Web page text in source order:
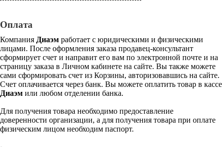
Оплата
Компания Диаэм работает с юридическими и физическими
лицами. После оформления заказа продавец-консультант
сформирует счет и направит его вам по электронной почте и на
страницу заказа в Личном кабинете на сайте. Вы также можете
сами сформировать счет из Корзины, авторизовавшись на сайте.
Счет оплачивается через банк. Вы можете оплатить товар в кассе
Диаэм или любом отделении банка.
Для получения товара необходимо предоставление
доверенности организации, а для получения товара при оплате
физическим лицом необходим паспорт.